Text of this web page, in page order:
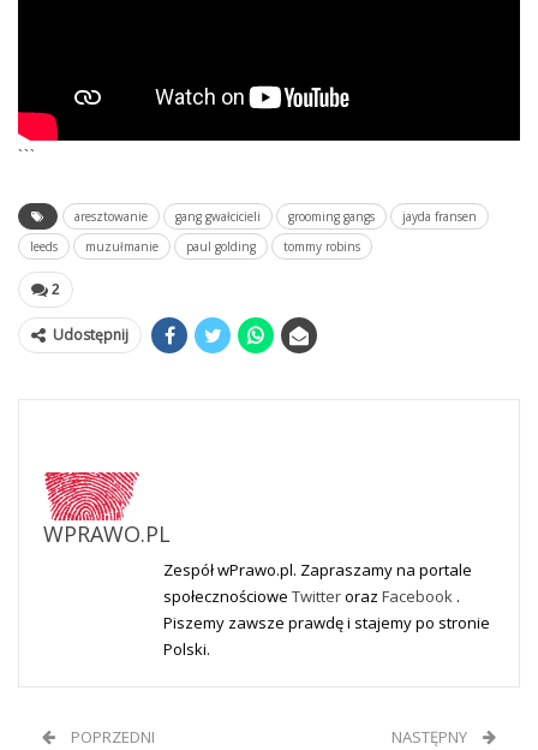
```
aresztowanie gang gwałcicieli grooming gangs
jayda fransen
leeds
muzułmanie paul golding tommy robins
2
Udostępnij
WPRAWO.PL
Zespół wPrawo.pl. Zapraszamy na portale
społecznościowe Twitteroraz Facebook .
Piszemy zawsze prawdę i stajemy po stronie
Polski.
POPRZEDNI NASTĘPNY